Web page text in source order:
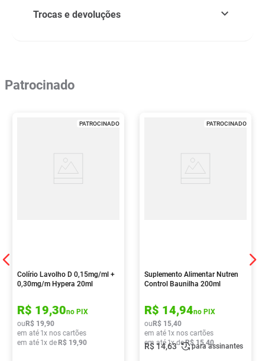
Trocas e devoluções
Patrocinado
PATROCINADO
Colírio Lavolho D 0,15mg/ml +
0,30mg/m Hypera 20ml
R$ 19,30no PIX
ou R$ 19,90
em até 1x nos cartões
em até 1x de R$ 19,90
PATROCINADO
Suplemento Alimentar Nutren
Control Baunilha 200ml
R$ 14,94no PIX
ou R$ 15,40
em até 1x nos cartões
em até 1x deR$ 15,40
R$14,63 para assinantes